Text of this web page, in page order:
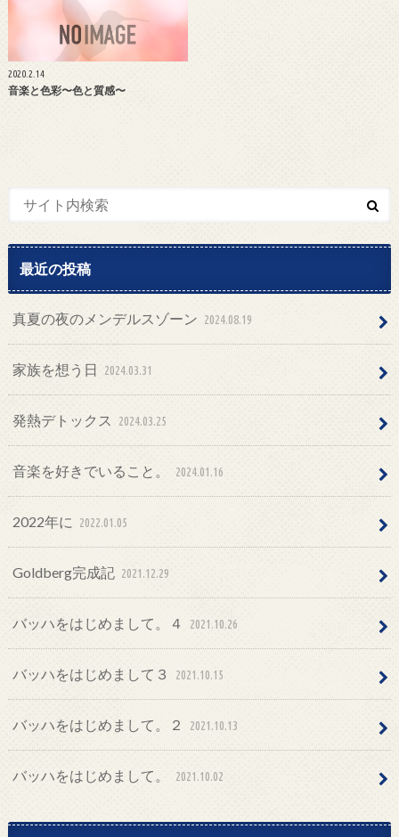
2020.2.14
音楽と色彩〜色と質感〜
最近の投稿
真夏の夜のメンデルスゾーン 2024.08.19
家族を想う日 2024.03.31
発熱デトックス 2024.03.25
音楽を好きでいること。 2024.01.16
2022年に 2022.01.05
Goldberg完成記 2021.12.29
バッハをはじめまして。４ 2021.10.26
バッハをはじめまして３ 2021.10.15
バッハをはじめまして。２ 2021.10.13
バッハをはじめまして。 2021.10.02